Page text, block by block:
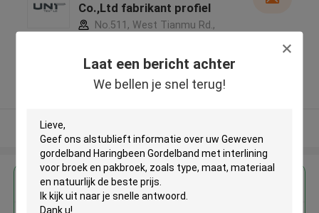
Laat een bericht achter
We bellen je snel terug!
Co.,Ltd fabrikant profiel
No.511, West Tianmu Rd.,
,China
Geverifieerde Leverancier
Krijg de beste prijs voor